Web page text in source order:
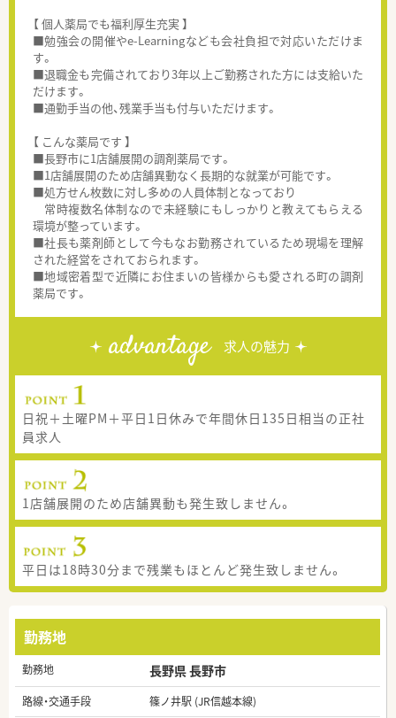
【 個人薬局でも福利厚生充実 】
■勉強会の開催やe-Learningなども会社負担で対応いただけま
す。
■退職金も完備されており3年以上ご勤務された方には支給いた
だけます。
■通勤手当の他、残業手当も付与いただけます。
【 こんな薬局です 】
■長野市に1店舗展開の調剤薬局です。
■1店舗展開のため店舗異動なく長期的な就業が可能です。
■処方せん枚数に対し多めの人員体制となっており
常時複数名体制なので未経験にもしっかりと教えてもらえる
環境が整っています。
■社長も薬剤師として今もなお勤務されているため現場を理解
された経営をされておられます。
■地域密着型で近隣にお住まいの皆様からも愛される町の調剤
薬局です。
advantage 求人の魅力
日祝＋土曜PM＋平日1日休みで年間休日135日相当の正社
員求人
1店舗展開のため店舗異動も発生致しません。
平日は18時30分まで残業もほとんど発生致しません。
勤務地
勤務地 長野県 長野市
路線・交通手段
篠ノ井駅 (JR信越本線)